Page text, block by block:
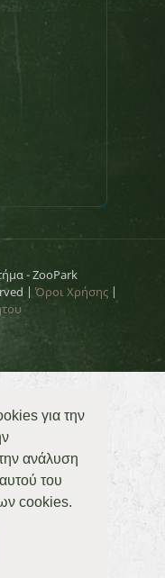
για την
ανάλυση
του
cookies.
- ZooPark
| Όροι Χρήσης |